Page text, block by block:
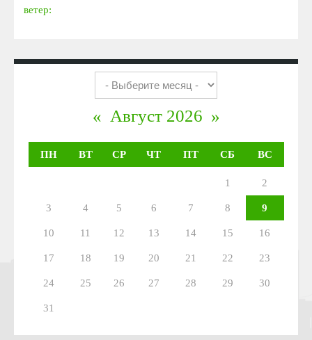
ветер:
« Август 2026 »
ПН ВТ СР ЧТ ПТ СБ ВС
1 2
3 4 5 6 7 8 9
10 11 12 13 14 15 16
17 18 19 20 21 22 23
24 25 26 27 28 29 30
31